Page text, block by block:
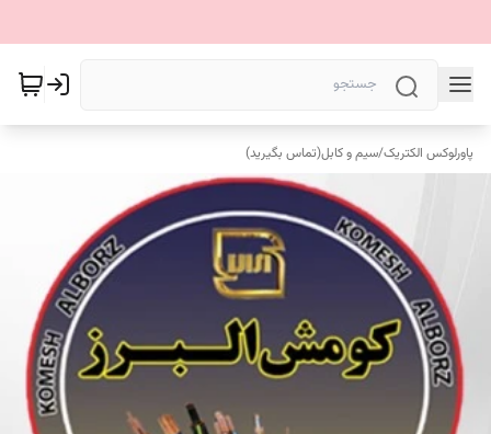
پاورلوکس الکتریک/سیم و کابل(تماس بگیرید)